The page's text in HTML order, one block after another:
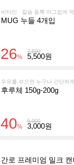
MUG 누들 4개입
7,500
26% 5,500원
우유를 섞으면 누구나 간단하
후루체 150g-200g
5,000
40% 3,000원
간로 프레미엄 밀크 캔